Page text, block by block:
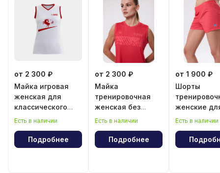
от 2 300 ₽
Майка игровая
женская для
классического
волейбола "Год
Есть в наличии
Подробнее
от 2 300 ₽
Майка
тренировочная
женская без
рукава
Есть в наличии
Подробнее
от 1 900 ₽
Шорты
женские
Есть в наличии